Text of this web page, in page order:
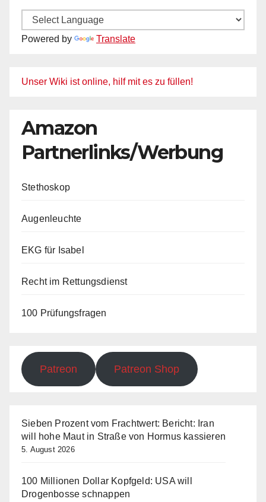
Powered by Translate
Unser Wiki ist online, hilf mit es zu füllen!
Amazon
Partnerlinks/Werbung
Stethoskop
Augenleuchte
EKG für Isabel
Recht im Rettungsdienst
100 Prüfungsfragen
Patreon Patreon Shop
Sieben Prozent vom Frachtwert: Bericht: Iran
will hohe Maut in Straße von Hormus kassieren
5. August 2026
100 Millionen Dollar Kopfgeld: USA will
Drogenbosse schnappen